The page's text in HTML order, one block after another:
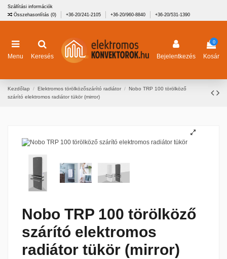
Szállítási információk
Összehasonlítás (0) +36-20/241-2105 +36-20/960-8840 +36-20/531-1390
Menu Keresés Bejelentkezés
0
Kosár
Kezdőlap Elektromos törölközőszárító radiátor
Nobo TRP 100 törölköző
szárító elektromos radiátor tükör (mirror)
Nobo TRP 100 törölköző
szárító elektromos
radiátor tükör (mirror)